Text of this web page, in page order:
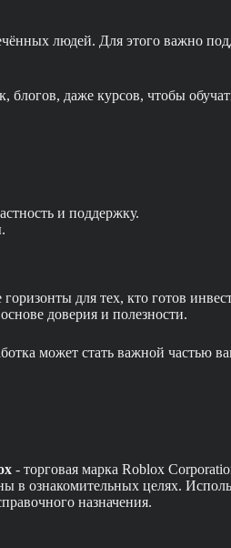
людей. Для этого важно
даже курсов, чтобы
и поддержку.
для тех, кто готов
доверия и полезности.
может стать важной частью
- торговая марка Roblox
ознакомительных целях.
назначения.